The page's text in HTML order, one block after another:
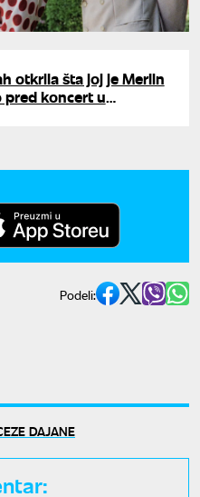
otkrila šta joj je Merlin
pred koncert u
Podeli:
DAJANE